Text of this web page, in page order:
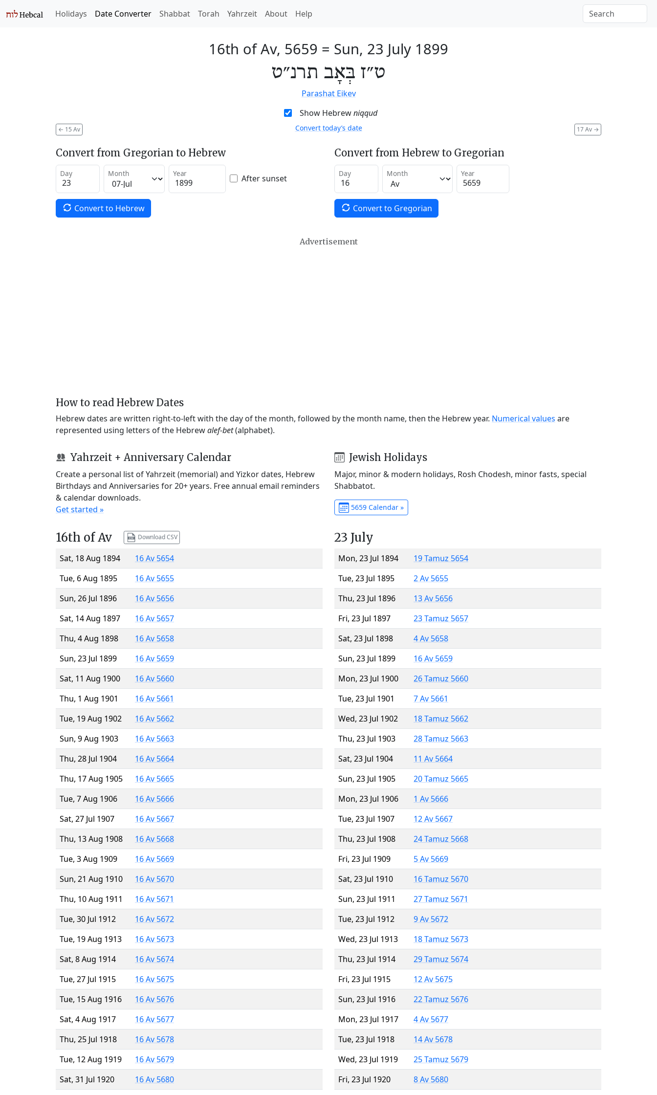
Holidays Date Converter Shabbat Torah Yahrzeit About Help
16th of Av, 5659 = Sun, 23 July 1899
ט״ז בְּאָב תרנ״ט
Parashat Eikev
Show Hebrewniqqud
← 15 Av 17 Av →
Convert today’s date
Convert from Gregorian to Hebrew
Day Month Year After sunset
Convert to Hebrew
Convert from Hebrew to Gregorian
Day Month Year
Convert to Gregorian
Advertisement
How to read Hebrew Dates
Hebrew dates are written right-to-left with the day of the month, followed by the month name, then the Hebrew year. Numerical values are
represented using letters of the Hebrewalef-bet(alphabet).
Yahrzeit + Anniversary Calendar
Create a personal list of Yahrzeit (memorial) and Yizkor dates, Hebrew
Birthdays and Anniversaries for 20+ years. Free annual email reminders
& calendar downloads.
Get started »
Jewish Holidays
Major, minor & modern holidays, Rosh Chodesh, minor fasts, special
Shabbatot.
5659 Calendar »
16th of Av Download CSV
Sat, 18 Aug 1894
16 Av 5654
Tue, 6 Aug 1895
16 Av 5655
Sun, 26 Jul 1896
16 Av 5656
Sat, 14 Aug 1897
16 Av 5657
Thu, 4 Aug 1898
16 Av 5658
Sun, 23 Jul 1899
16 Av 5659
Sat, 11 Aug 1900
16 Av 5660
Thu, 1 Aug 1901
16 Av 5661
Tue, 19 Aug 1902
16 Av 5662
Sun, 9 Aug 1903
16 Av 5663
Thu, 28 Jul 1904
16 Av 5664
Thu, 17 Aug 1905
16 Av 5665
Tue, 7 Aug 1906
16 Av 5666
Sat, 27 Jul 1907
16 Av 5667
Thu, 13 Aug 1908
16 Av 5668
Tue, 3 Aug 1909
16 Av 5669
Sun, 21 Aug 1910
16 Av 5670
Thu, 10 Aug 1911
16 Av 5671
Tue, 30 Jul 1912
16 Av 5672
Tue, 19 Aug 1913
16 Av 5673
Sat, 8 Aug 1914
16 Av 5674
Tue, 27 Jul 1915
16 Av 5675
Tue, 15 Aug 1916
16 Av 5676
Sat, 4 Aug 1917
16 Av 5677
Thu, 25 Jul 1918
16 Av 5678
Tue, 12 Aug 1919
16 Av 5679
Sat, 31 Jul 1920
16 Av 5680
23 July
Mon, 23 Jul 1894
19 Tamuz 5654
Tue, 23 Jul 1895
2 Av 5655
Thu, 23 Jul 1896
13 Av 5656
Fri, 23 Jul 1897
23 Tamuz 5657
Sat, 23 Jul 1898
4 Av 5658
Sun, 23 Jul 1899
16 Av 5659
Mon, 23 Jul 1900
26 Tamuz 5660
Tue, 23 Jul 1901
7 Av 5661
Wed, 23 Jul 1902
18 Tamuz 5662
Thu, 23 Jul 1903
28 Tamuz 5663
Sat, 23 Jul 1904
11 Av 5664
Sun, 23 Jul 1905
20 Tamuz 5665
Mon, 23 Jul 1906
1 Av 5666
Tue, 23 Jul 1907
12 Av 5667
Thu, 23 Jul 1908
24 Tamuz 5668
Fri, 23 Jul 1909
5 Av 5669
Sat, 23 Jul 1910
16 Tamuz 5670
Sun, 23 Jul 1911
27 Tamuz 5671
Tue, 23 Jul 1912
9 Av 5672
Wed, 23 Jul 1913
18 Tamuz 5673
Thu, 23 Jul 1914
29 Tamuz 5674
Fri, 23 Jul 1915
12 Av 5675
Sun, 23 Jul 1916
22 Tamuz 5676
Mon, 23 Jul 1917
4 Av 5677
Tue, 23 Jul 1918
14 Av 5678
Wed, 23 Jul 1919
25 Tamuz 5679
Fri, 23 Jul 1920
8 Av 5680